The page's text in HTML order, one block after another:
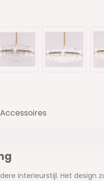
Accessoires
interieurstijl. Het design